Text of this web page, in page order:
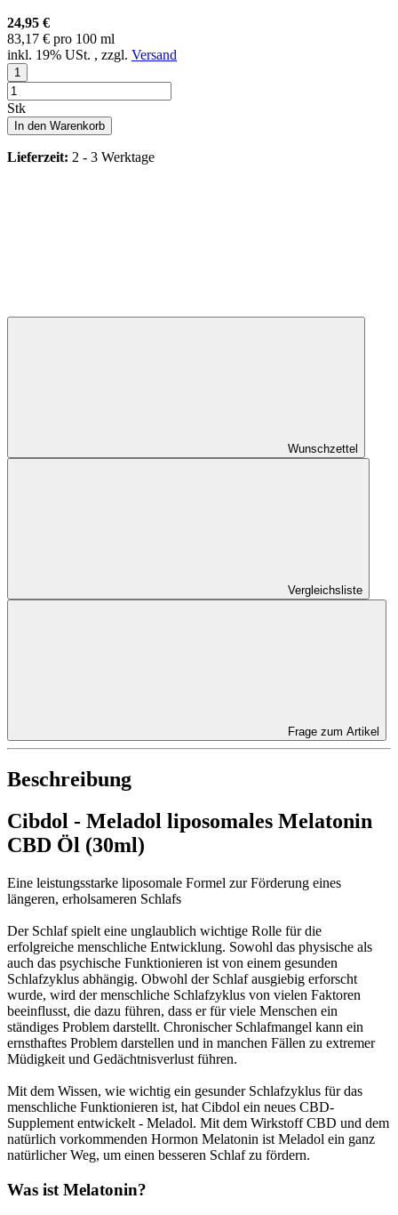
24,95 €
83,17 € pro 100 ml
inkl. 19% USt. , zzgl. Versand
Stk
In den Warenkorb
Lieferzeit: 2 - 3 Werktage
Wunschzettel
Vergleichsliste
Frage zum Artikel
Beschreibung
Cibdol - Meladol liposomales Melatonin
CBD Öl (30ml)
Eine leistungsstarke liposomale Formel zur Förderung eines
längeren, erholsameren Schlafs
Der Schlaf spielt eine unglaublich wichtige Rolle für die
erfolgreiche menschliche Entwicklung. Sowohl das physische als
auch das psychische Funktionieren ist von einem gesunden
Schlafzyklus abhängig. Obwohl der Schlaf ausgiebig erforscht
wurde, wird der menschliche Schlafzyklus von vielen Faktoren
beeinflusst, die dazu führen, dass er für viele Menschen ein
ständiges Problem darstellt. Chronischer Schlafmangel kann ein
ernsthaftes Problem darstellen und in manchen Fällen zu extremer
Müdigkeit und Gedächtnisverlust führen.
Mit dem Wissen, wie wichtig ein gesunder Schlafzyklus für das
menschliche Funktionieren ist, hat Cibdol ein neues CBD-
Supplement entwickelt - Meladol. Mit dem Wirkstoff CBD und dem
natürlich vorkommenden Hormon Melatonin ist Meladol ein ganz
natürlicher Weg, um einen besseren Schlaf zu fördern.
Was ist Melatonin?